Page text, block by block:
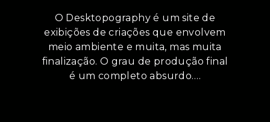
O Desktopography é um site de
exibições de criações que envolvem
meio ambiente e muita, mas muita
finalização. O grau de produção final
é um completo absurdo.…